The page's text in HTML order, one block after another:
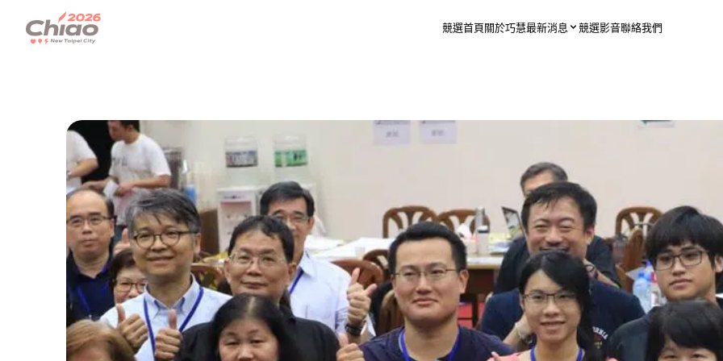
競選首頁關於巧慧最新消息 競選影音聯絡我們